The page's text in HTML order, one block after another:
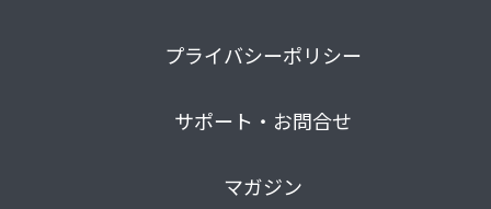
プライバシーポリシー
サポート・お問合せ
マガジン